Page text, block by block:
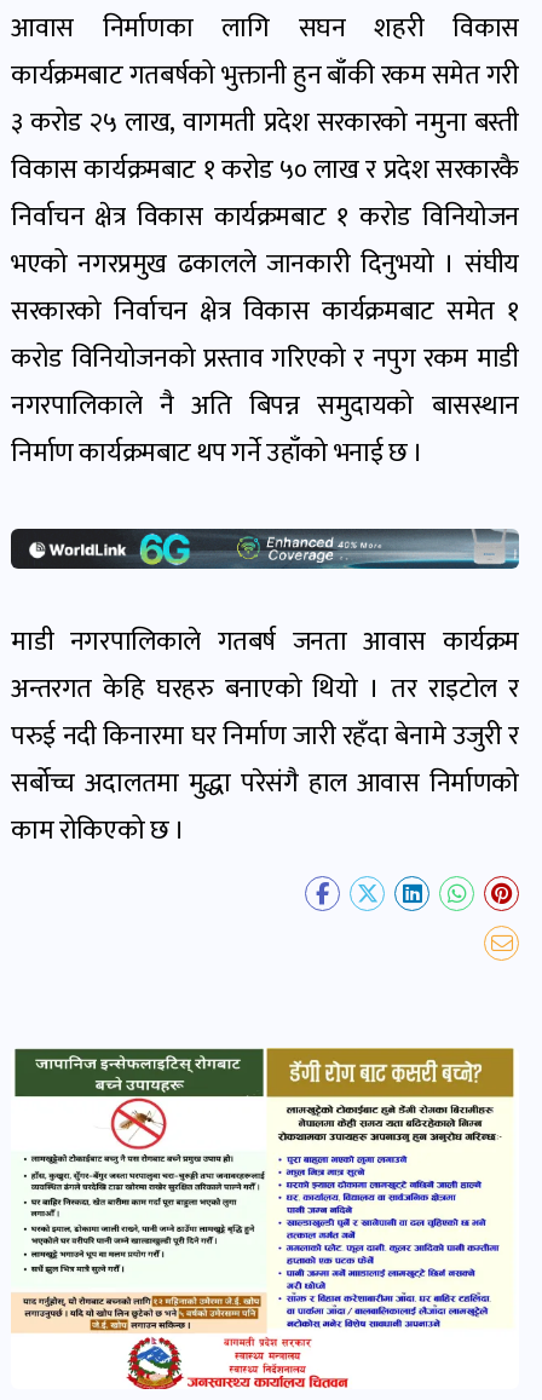
खबर
स्वास्थ्य
खबर
पोष्ट
खबर
पोष्ट
धर्म-
वातावरण
पोष्ट
कला-
साहित्य
पोष्ट
व्यक्ति-
विचार-
ब्लग
पोष्ट
आवास निर्माणका लागि सघन शहरी विकास
कार्यक्रमबाट गतबर्षको भुक्तानी हुन बाँकी रकम समेत गरी
३ करोड २५ लाख, वागमती प्रदेश सरकारको नमुना बस्ती
विकास कार्यक्रमबाट १ करोड ५० लाख र प्रदेश सरकारकै
निर्वाचन क्षेत्र विकास कार्यक्रमबाट १ करोड विनियोजन
भएको नगरप्रमुख ढकालले जानकारी दिनुभयो । संघीय
सरकारको निर्वाचन क्षेत्र विकास कार्यक्रमबाट समेत १
करोड विनियोजनको प्रस्ताव गरिएको र नपुग रकम माडी
नगरपालिकाले नै अति बिपन्न समुदायको बासस्थान
निर्माण कार्यक्रमबाट थप गर्ने उहाँको भनाई छ ।
माडी नगरपालिकाले गतबर्ष जनता आवास कार्यक्रम
अन्तरगत केहि घरहरु बनाएको थियो । तर राइटोल र
परुई नदी किनारमा घर निर्माण जारी रहँदा बेनामे उजुरी र
सर्बोच्च अदालतमा मुद्धा परेसंगै हाल आवास निर्माणको
काम रोकिएको छ ।